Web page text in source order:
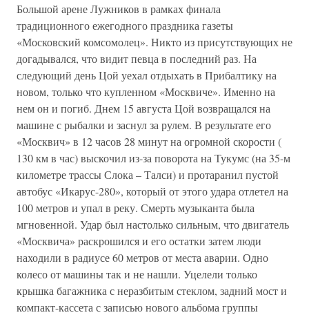
Большой арене Лужников в рамках финала
традиционного ежегодного праздника газеты
«Московский комсомолец». Никто из присутствующих не
догадывался, что видит певца в последний раз. На
следующий день Цой уехал отдыхать в Прибалтику на
новом, только что купленном «Москвиче». Именно на
нем он и погиб. Днем 15 августа Цой возвращался на
машине с рыбалки и заснул за рулем. В результате его
«Москвич» в 12 часов 28 минут на огромной скорости (
130 км в час) выскочил из-за поворота на Тукумс (на 35-м
километре трассы Слока – Талси) и протаранил пустой
автобус «Икарус-280», который от этого удара отлетел на
100 метров и упал в реку. Смерть музыканта была
мгновенной. Удар был настолько сильным, что двигатель
«Москвича» раскрошился и его остатки затем люди
находили в радиусе 60 метров от места аварии. Одно
колесо от машины так и не нашли. Уцелели только
крышка багажника с неразбитым стеклом, задний мост и
компакт-кассета с записью нового альбома группы